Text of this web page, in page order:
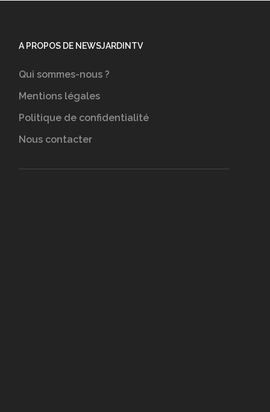
A PROPOS DE NEWSJARDINTV
Qui sommes-nous ?
Mentions légales
Politique de confidentialité
Nous contacter